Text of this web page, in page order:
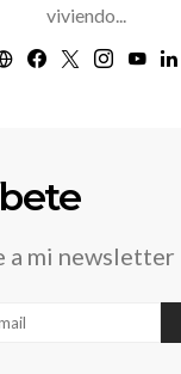
viviendo...
a mi newsletter